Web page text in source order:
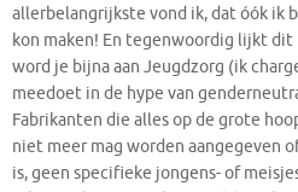
allerbelangrijkste vond ik, dat óók ik
kon maken! En tegenwoordig lijkt
word je bijna aan Jeugdzorg (ik
meedoet in de hype van
Fabrikanten die alles op de grote
niet meer mag worden aangegeven
is, geen specifieke jongens- of